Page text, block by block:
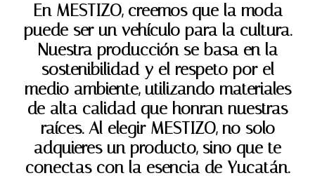
En MESTIZO, creemos que la moda
puede ser un vehículo para la cultura.
Nuestra producción se basa en la
sostenibilidad y el respeto por el
medio ambiente, utilizando materiales
de alta calidad que honran nuestras
raíces. Al elegir MESTIZO, no solo
adquieres un producto, sino que te
conectas con la esencia de Yucatán.